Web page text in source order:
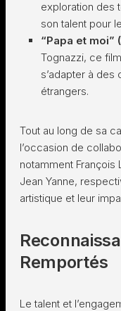
exploration des
son talent pour
“Papa et moi”
Tognazzi, ce
s’adapter à
étrangers.
Tout au long de sa
l’occasion de
notamment François
Jean Yanne,
artistique et leur
Remportés
Le talent et